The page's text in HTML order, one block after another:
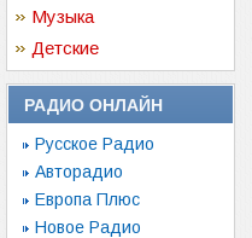
Музыка
Детские
РАДИО ОНЛАЙН
Русское Радио
Авторадио
Европа Плюс
Новое Радио